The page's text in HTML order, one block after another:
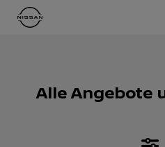
Alle Angebote